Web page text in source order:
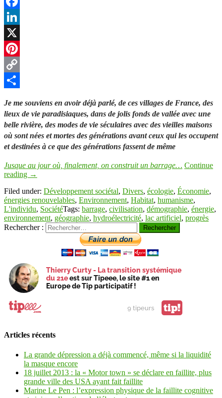
Facebook
LinkedIn
X
Pinterest
Copy
Je me souviens en avoir déjà parlé, de ces villages de France, des
lieux de vie paradisiaques, dans de jolis fonds de vallée avec une
belle rivière, des modes de vie séculaires avec des vieilles maisons
où sont nées et mortes des générations avant ceux qui les occupent
et destinées à ce que des générations fassent de même
Jusque au jour où, finalement, on construit un barrage… Continue
reading →
Filed under: Développement sociétal, Divers, écologie, Économie,
énergies renouvelables, Environnement, Habitat, humanisme,
L'individu, SociétéTags: barrage, civilisation, démographie, énergie,
environnement, géographie, hydroélectricité, lac artificiel, progrès
Rechercher :
Thierry Curty - La transition systémique
du 21eest sur Tipeee, le site #1 en
Europe de Tip participatif !
9 tipeurs tip!
Articles récents
La grande dépression a déjà commencé, même si la liquidité
la masque encore
18 juillet 2013 : la « Motor town » se déclare en faillite, plus
grande ville des USA ayant fait faillite
Marine Le Pen : l’expression physique de la faillite cognitive